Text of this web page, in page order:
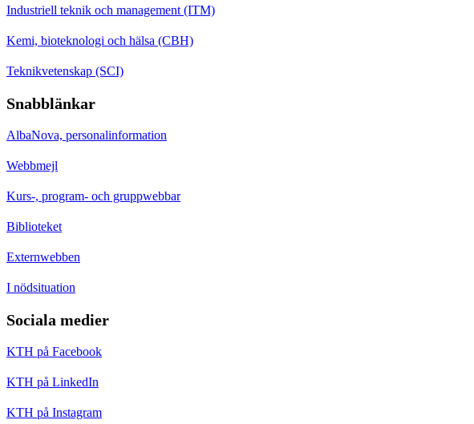
Industriell teknik och management (ITM)
Kemi, bioteknologi och hälsa (CBH)
Teknikvetenskap (SCI)
Snabblänkar
AlbaNova, personalinformation
Webbmejl
Kurs-, program- och gruppwebbar
Biblioteket
Externwebben
I nödsituation
Sociala medier
KTH på Facebook
KTH på LinkedIn
KTH på Instagram